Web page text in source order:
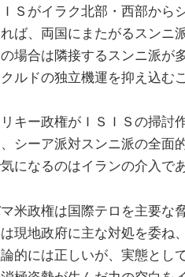
Ｓがイラク北部・西部から
ば、両国にまたがるスンニ
場合は隣接するスンニ派が
ルドの独立機運を抑え込む
キー政権がＩＳＩＳの掃討
シーア派対スンニ派の全面
になるのはイランの介入であ
米政権は国際テロを主要な
現地政府に主な対処を委ね
的には正しいが、実態とし